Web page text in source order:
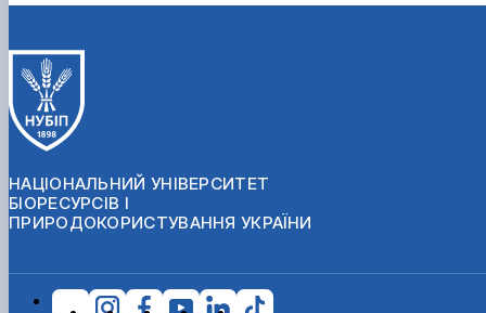
НАЦІОНАЛЬНИЙ УНІВЕРСИТЕТ
БІОРЕСУРСІВ І
ПРИРОДОКОРИСТУВАННЯ УКРАЇНИ